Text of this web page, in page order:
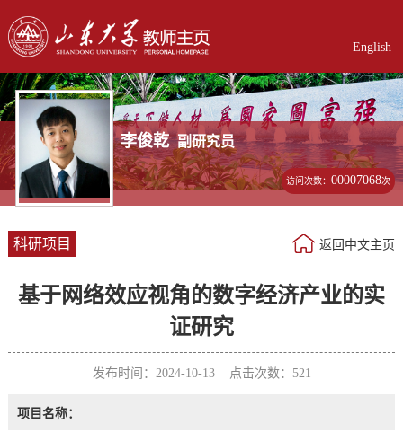
English
李俊乾 副研究员
访问次数：00007068次
科研项目 返回中文主页
基于网络效应视角的数字经济产业的实
证研究
发布时间：2024-10-13 点击次数： 521
项目名称：